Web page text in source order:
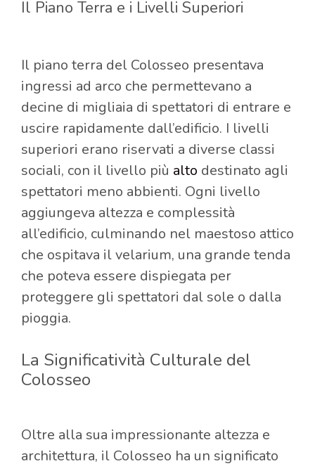
Il Piano Terra e i Livelli Superiori
Il piano terra del Colosseo presentava
ingressi ad arco che permettevano a
decine di migliaia di spettatori di entrare e
uscire rapidamente dall’edificio. I livelli
superiori erano riservati a diverse classi
sociali, con il livello più alto destinato agli
spettatori meno abbienti. Ogni livello
aggiungeva altezza e complessità
all’edificio, culminando nel maestoso attico
che ospitava il velarium, una grande tenda
che poteva essere dispiegata per
proteggere gli spettatori dal sole o dalla
pioggia.
La Significatività Culturale del
Colosseo
Oltre alla sua impressionante altezza e
architettura, il Colosseo ha un significato